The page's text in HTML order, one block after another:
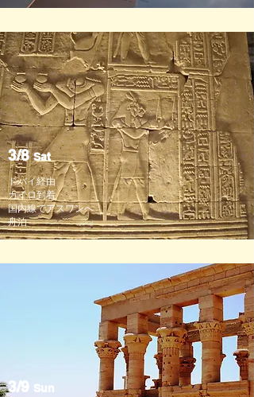
3/8Sat
ドバイ経由
カイロ到着
国内線でアスワンへ
​舟泊
3/9 Sun